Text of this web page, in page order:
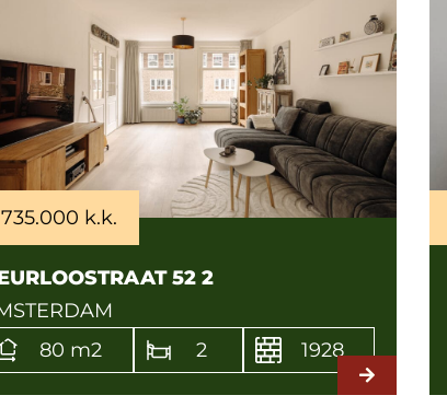
k.k.
52 2
80 m2
2 1928